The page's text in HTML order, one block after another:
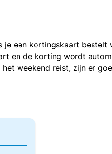
je een kortingskaart
en de korting wordt
weekend reist, zijn er